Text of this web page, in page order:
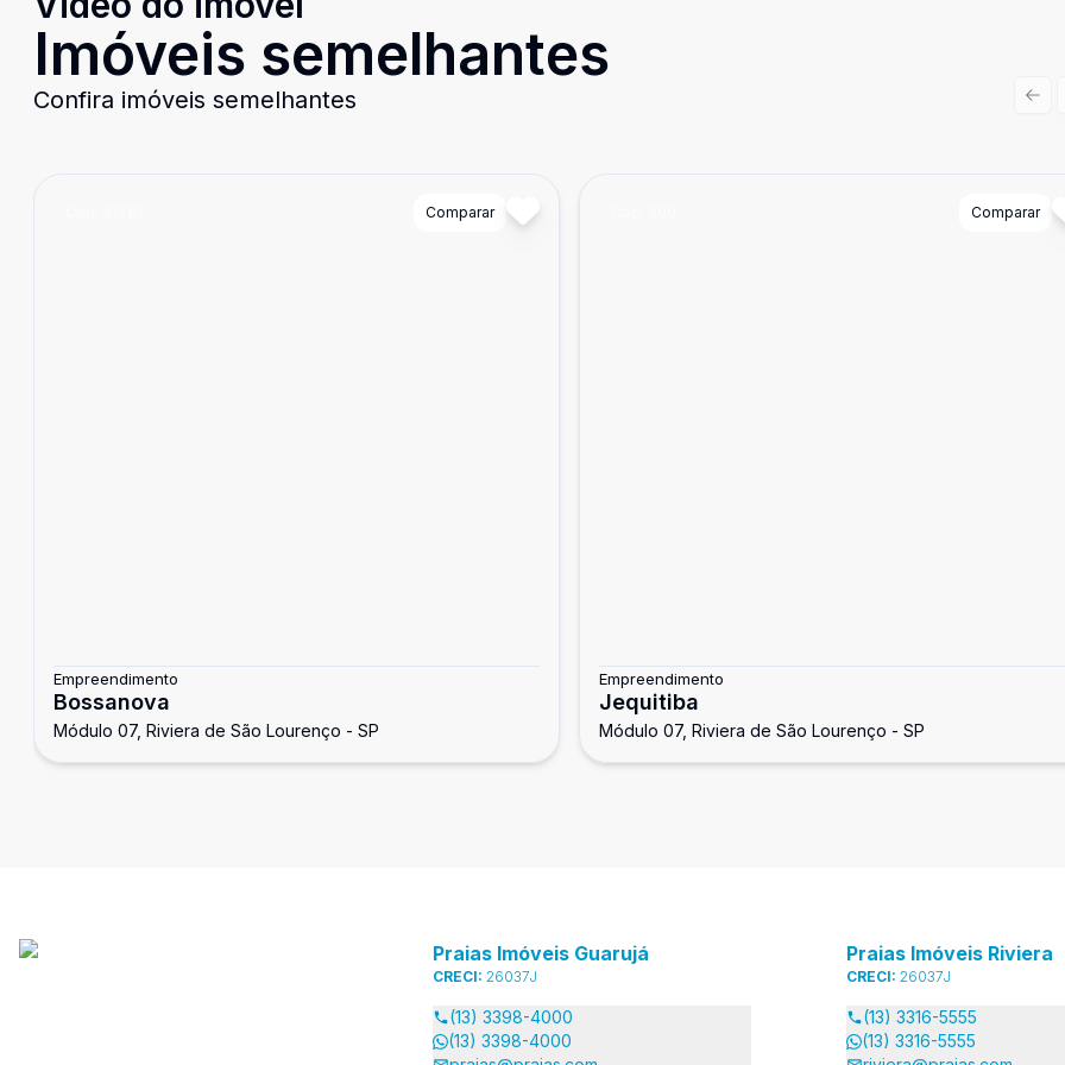
Imóveis semelhantes
Confira imóveis semelhantes
Comparar
Empreendimento
Bossanova
Módulo 07, Riviera de São Lourenço - SP
Comparar
Empreendimento
Jequitiba
Módulo 07, Riviera de São Lourenço - SP
Praias Imóveis Guarujá
CRECI: 26037J
(13) 3398-4000
(13) 3398-4000
Praias Imóveis Riviera
CRECI: 26037J
(13) 3316-5555
(13) 3316-5555